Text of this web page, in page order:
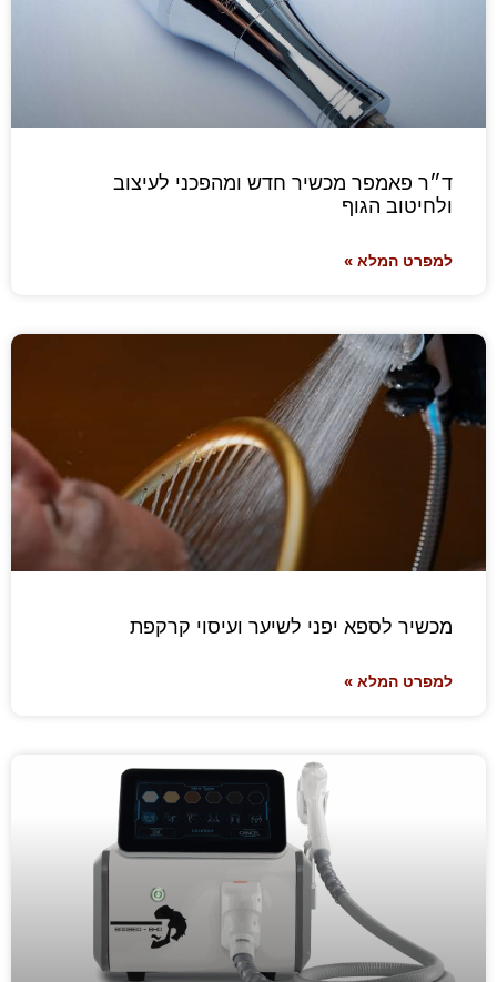
ד״ר פאמפר מכשיר חדש ומהפכני לעיצוב
ולחיטוב הגוף
למפרט המלא »
מכשיר לספא יפני לשיער ועיסוי קרקפת
למפרט המלא »